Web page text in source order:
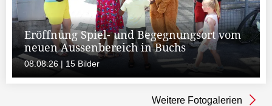
Eröffnung Spiel- und Begegnungsort vom
neuen Aussenbereich in Buchs
08.08.26 | 15 Bilder
Weitere Fotogalerien